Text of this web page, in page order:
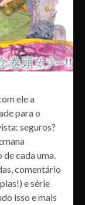
ele a
para o
seguros?
cada uma.
comentário
e série
isso e mais